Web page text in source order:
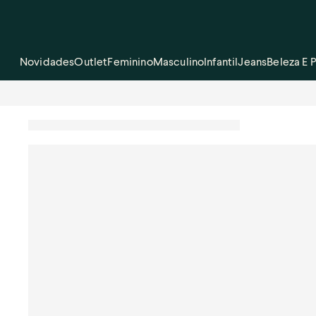
NovidadesOutletFemininoMasculinoInfantilJeansBeleza E